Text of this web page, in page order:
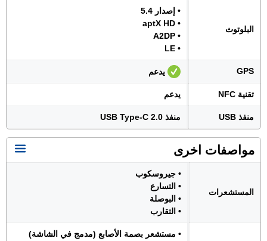
البلوتوث
• إصدار 5.4
• aptX HD
• A2DP
• LE
GPS يدعم
تقنية NFC يدعم
منفذ USB منفذ USB Type-C 2.0
مواصفات اخرى
المستشعرات
• جيروسكوب
• التسارع
• البوصلة
• التقارب
• مستشعر بصمة الأصابع (مدمج في الشاشة)